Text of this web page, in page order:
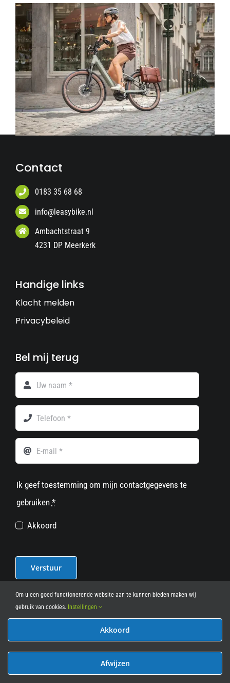
Contact
0183 35 68 68
info@leasybike.nl
Ambachtstraat 9
4231 DP Meerkerk
Handige links
Klacht melden
Privacybeleid
Bel mij terug
Ik geef toestemming om mijn contactgegevens te
gebruiken *
Akkoord
Verstuur
© 2012 - 2026• Leasy Bike • All Rights Reserved • powered
Om u een goed functionerende website aan te kunnen bieden maken wij
gebruik van cookies. Instellingen
Akkoord
Afwijzen